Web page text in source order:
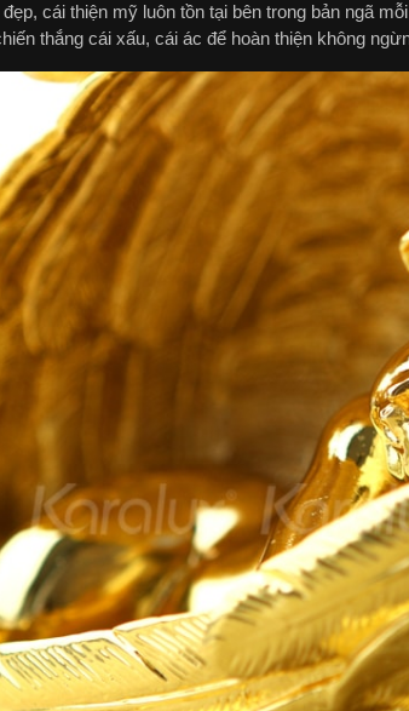
cái thiện mỹ luôn tồn tại bên trong bản ngã
thắng cái xấu, cái ác để hoàn thiện không